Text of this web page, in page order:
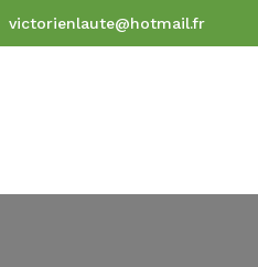
victorienlaute@hotmail.fr